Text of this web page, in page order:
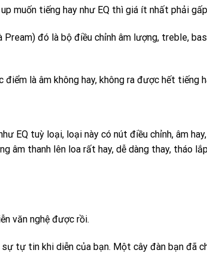
muốn tiếng hay như EQ thì giá ít nhất phải
đó là bộ điều chỉnh âm lượng, treble,
là âm không hay, không ra được hết tiếng
EQ tuỳ loại, loại này có nút điều chỉnh, âm
âm thanh lên loa rất hay, dễ dàng thay, tháo
văn nghệ được rồi.
tự tin khi diễn của bạn. Một cây đàn bạn đã